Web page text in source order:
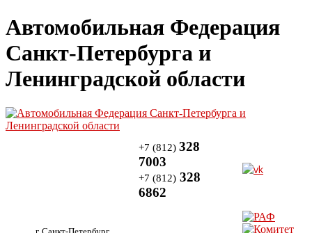
Автомобильная Федерация
Санкт-Петербурга и
Ленинградской области
+7 (812) 328
7003
+7 (812) 328
6862